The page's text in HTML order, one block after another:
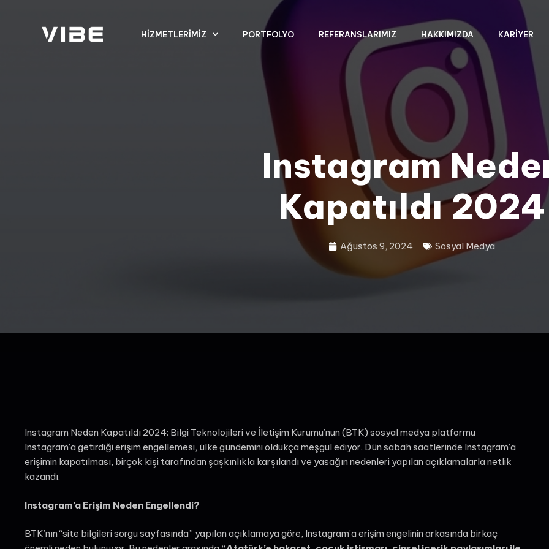
HIZMETLERIMIZ PORTFOLYO REFERANSLARIMIZ HAKKIMIZDA KARIYER
Instagram
Kapatıldı 2024
Ağustos 9, 2024 Sosyal Medya
Instagram Neden Kapatıldı 2024: Bilgi Teknolojileri ve İletişim Kurumu’nun (BTK) sosyal medya platformu
Instagram’a getirdiği erişim engellemesi, ülke gündemini oldukça meşgul ediyor. Dün sabah saatlerinde Instagram’a
erişimin kapatılması, birçok kişi tarafından şaşkınlıkla karşılandı ve yasağın nedenleri yapılan açıklamalarla netlik
kazandı.
Instagram’a Erişim Neden Engellendi?
BTK’nın “site bilgileri sorgu sayfasında” yapılan açıklamaya göre, Instagram’a erişim engelinin arkasında birkaç